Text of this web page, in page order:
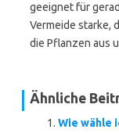
geeignet für
Vermeide starke,
die Pflanzen aus
Ähnliche
Wie wähle